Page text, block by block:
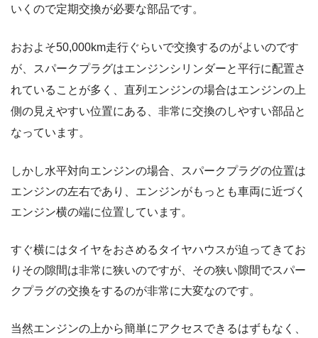
いくので定期交換が必要な部品です。
おおよそ50,000km走行ぐらいで交換するのがよいのです
が、スパークプラグはエンジンシリンダーと平行に配置さ
れていることが多く、直列エンジンの場合はエンジンの上
側の見えやすい位置にある、非常に交換のしやすい部品と
なっています。
しかし水平対向エンジンの場合、スパークプラグの位置は
エンジンの左右であり、エンジンがもっとも車両に近づく
エンジン横の端に位置しています。
すぐ横にはタイヤをおさめるタイヤハウスが迫ってきてお
りその隙間は非常に狭いのですが、その狭い隙間でスパー
クプラグの交換をするのが非常に大変なのです。
当然エンジンの上から簡単にアクセスできるはずもなく、